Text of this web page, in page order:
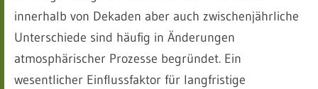
innerhalb von Dekaden aber auch zwischenjährliche
Unterschiede sind häufig in Änderungen
atmosphärischer Prozesse begründet. Ein
wesentlicher Einflussfaktor für langfristige